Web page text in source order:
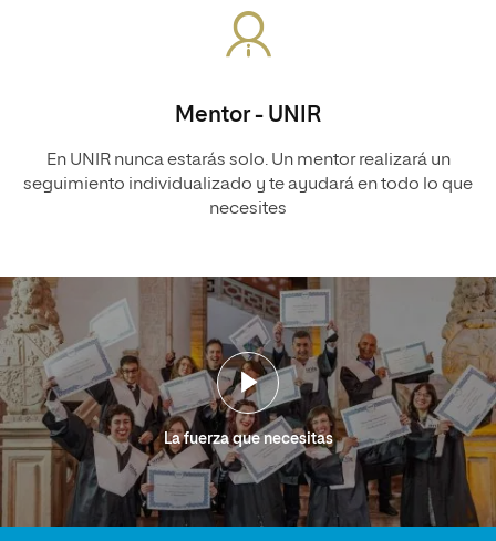
Mentor - UNIR
En UNIR nunca estarás solo. Un mentor realizará un
seguimiento individualizado y te ayudará en todo lo que
necesites
La fuerza que necesitas